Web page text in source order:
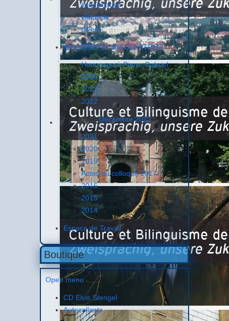
linguistiques
culturels
divers
INFOBRIEFE / INFOLETTRES
Hommage à Pierre Gabriel
2025
2023
2022
Décembre 2022
2021
2020
2019
Actes du colloque 2017
2016
2015
2014
Espace de Travail
Boutique
Open menu
CD Elvis Stengel
Autocollants